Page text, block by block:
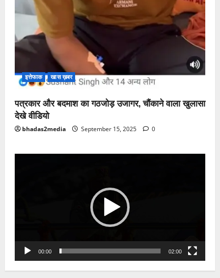
इत्तेफाक खास ख़बर
पत्रकार और बदमाश का गठजोड़ उजागर, चौंकाने वाला खुलासा
देखे वीडियो
bhadas2media September 15, 2025 0
00:00 02:00